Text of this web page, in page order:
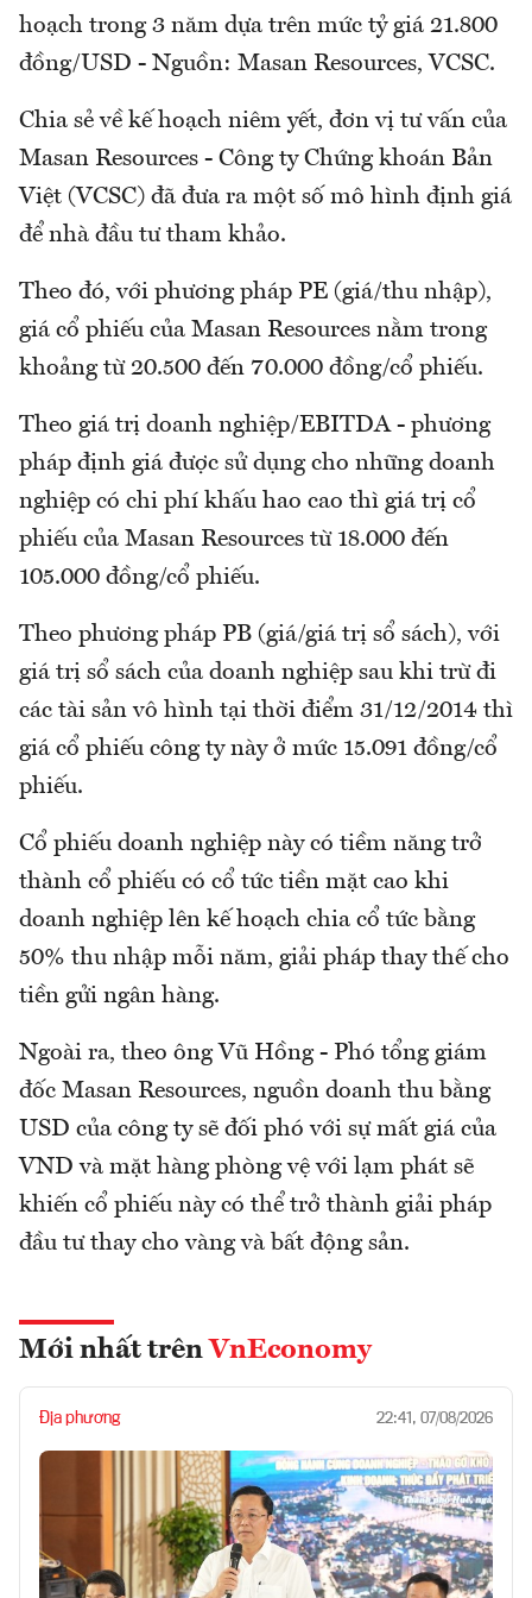
hoạch trong 3 năm dựa trên mức tỷ giá 21.800
đồng/USD - Nguồn: Masan Resources, VCSC.
Chia sẻ về kế hoạch niêm yết, đơn vị tư vấn của
Masan Resources - Công ty Chứng khoán Bản
Việt (VCSC) đã đưa ra một số mô hình định giá
để nhà đầu tư tham khảo.
Theo đó, với phương pháp PE (giá/thu nhập),
giá cổ phiếu của Masan Resources nằm trong
khoảng từ 20.500 đến 70.000 đồng/cổ phiếu.
Theo giá trị doanh nghiệp/EBITDA - phương
pháp định giá được sử dụng cho những doanh
nghiệp có chi phí khấu hao cao thì giá trị cổ
phiếu của Masan Resources từ 18.000 đến
105.000 đồng/cổ phiếu.
Theo phương pháp PB (giá/giá trị sổ sách), với
giá trị sổ sách của doanh nghiệp sau khi trừ đi
các tài sản vô hình tại thời điểm 31/12/2014 thì
giá cổ phiếu công ty này ở mức 15.091 đồng/cổ
phiếu.
Cổ phiếu doanh nghiệp này có tiềm năng trở
thành cổ phiếu có cổ tức tiền mặt cao khi
doanh nghiệp lên kế hoạch chia cổ tức bằng
50% thu nhập mỗi năm, giải pháp thay thế cho
tiền gửi ngân hàng.
Ngoài ra, theo ông Vũ Hồng - Phó tổng giám
đốc Masan Resources, nguồn doanh thu bằng
USD của công ty sẽ đối phó với sự mất giá của
VND và mặt hàng phòng vệ với lạm phát sẽ
khiến cổ phiếu này có thể trở thành giải pháp
đầu tư thay cho vàng và bất động sản.
Mới nhất trên VnEconomy
Địa phương 22:41, 07/08/2026